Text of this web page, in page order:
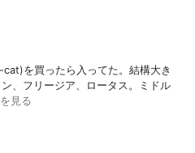
を買ったら入ってた。結構大き
、フリージア、ロータス。ミドル
見る